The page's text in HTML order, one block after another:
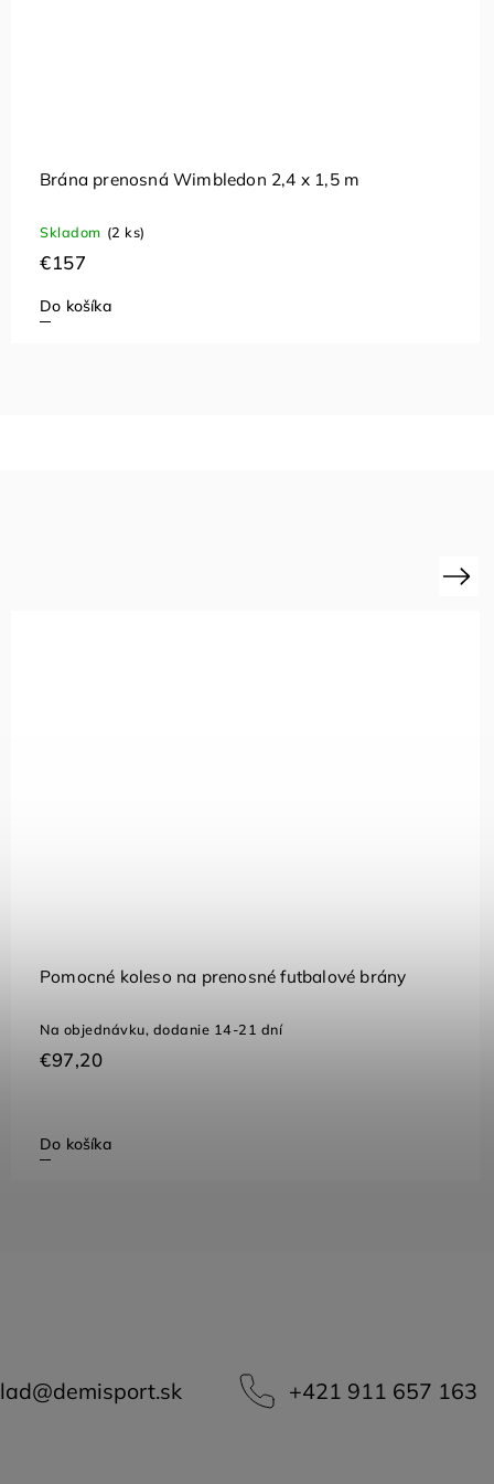
Brána prenosná Wimbledon 2,4 x 1,5 m
Skladom (2 ks)
€157
Do košíka
Pomocné koleso na prenosné futbalové brány
Na objednávku, dodanie 14-21 dní
€97,20
Do košíka
Next
@demisport.sk +421 911 657 163